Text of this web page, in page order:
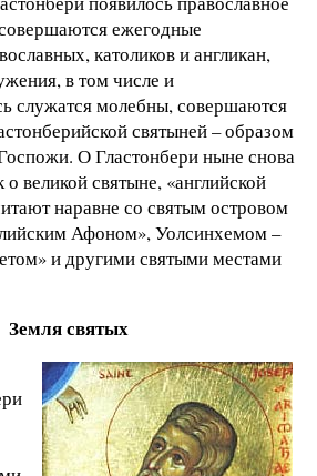
ежегодные
католиков и англикан,
в том числе и
служатся молебны, совершаются
святыней – образом
О Гластонбери ныне снова
о великой святыне, «английской
наравне со святым островом
Афоном», Уолсинхемом –
и другими святыми местами
Земля святых